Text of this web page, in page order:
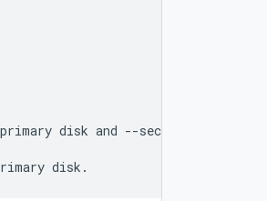
disk and --secondary-disk